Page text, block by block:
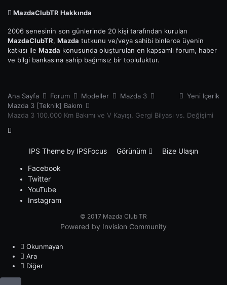
MazdaClubTR Hakkında
2006 senesinin son günlerinde 20 kişi tarafından kurulan
MazdaClubTR, Mazda tutkunu ve/veya sahibi binlerce üyenin
katkısı ile Mazda konusunda oluşturulan en kapsamlı forum, haber
ve bilgi bankasına sahip bağımsız bir topluluktur.
Yeni İçerik
Ana Sayfa Forum Modeller
Mazda 3
Mazda 3 [Teknik] Bakım
Mazda 3 100.000 Km Bakımı ve V Kayışı, Gergi Bilyası vs. Değişimi
IPS Theme by IPSFocus Görünüm
Bize Ulaşın
Facebook
Twitter
YouTube
Instagram
© 2017 Mazda Club TR
Powered by Invision Community
Okunmayan
Ara
Diğer